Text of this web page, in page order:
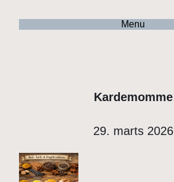
Menu
Kardemomme
29. marts 2026